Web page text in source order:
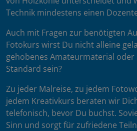
Technik mindestens einen
Auch mit Fragen zur benötigten
Fotokurs wirst Du nicht alleine
gehobenes Amateurmaterial oder
Standard sein?
Zu jeder Malreise, zu jedem
jedem Kreativkurs beraten wir
telefonisch, bevor Du buchst.
Sinn und sorgt für zufriedene